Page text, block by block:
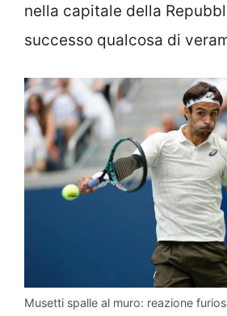
nella capitale della
successo qualcosa di
Musetti spalle al muro: reazione